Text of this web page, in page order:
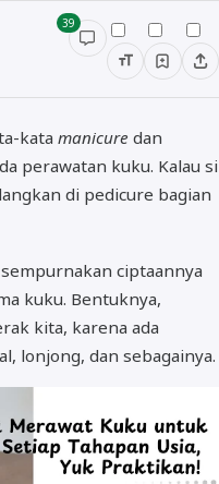
39
kata manicure dan
perawatan kuku. Kalau si
di pedicure bagian
ciptaannya
kuku. Bentuknya,
kita, karena ada
lonjong, dan sebagainya.